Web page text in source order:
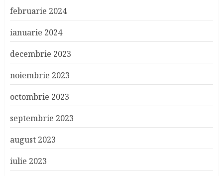
februarie 2024
ianuarie 2024
decembrie 2023
noiembrie 2023
octombrie 2023
septembrie 2023
august 2023
iulie 2023